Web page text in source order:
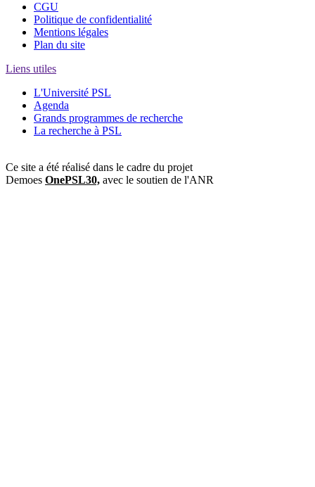
CGU
Politique de confidentialité
Mentions légales
Plan du site
Liens utiles
L'Université PSL
Agenda
Grands programmes de recherche
La recherche à PSL
Ce site a été réalisé dans le cadre du projet
Demoes OnePSL30, avec le soutien de l'ANR